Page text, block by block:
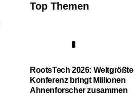
Top Themen
RootsTech 2026:
Konferenz bringt Millionen
Ahnenforscher zusammen